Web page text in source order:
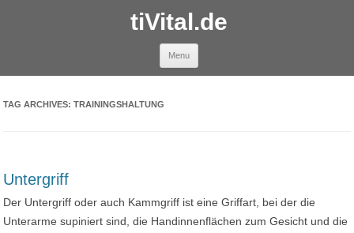
tiVital.de
Menu
TAG ARCHIVES:TRAININGSHALTUNG
Untergriff
Der Untergriff oder auch Kammgriff ist eine Griffart, bei der die
Unterarme supiniert sind, die Handinnenflächen zum Gesicht und die